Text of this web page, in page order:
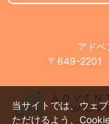
アド
〒649-2201
当サイトでは、ウェ
ただけるよう、